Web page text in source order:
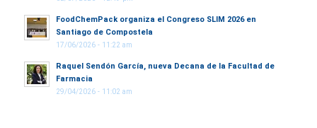
FoodChemPack organiza el Congreso SLIM 2026 en
Santiago de Compostela
17/06/2026 - 11:22 am
Raquel Sendón García, nueva Decana de la Facultad de
Farmacia
29/04/2026 - 11:02 am